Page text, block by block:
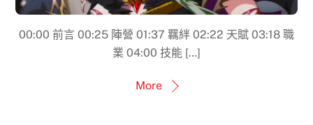
00:00​ 前言 00:25 陣營 01:37 羈絆 02:22​ 天賦 03:18 職
業 04:00 技能 […]
More